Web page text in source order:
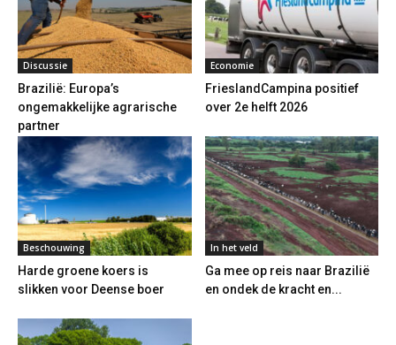
Discussie
Brazilië: Europa’s
ongemakkelijke agrarische
partner
Economie
FrieslandCampina positief
over 2e helft 2026
Beschouwing
Harde groene koers is
slikken voor Deense boer
In het veld
Ga mee op reis naar Brazilië
en ondek de kracht en...